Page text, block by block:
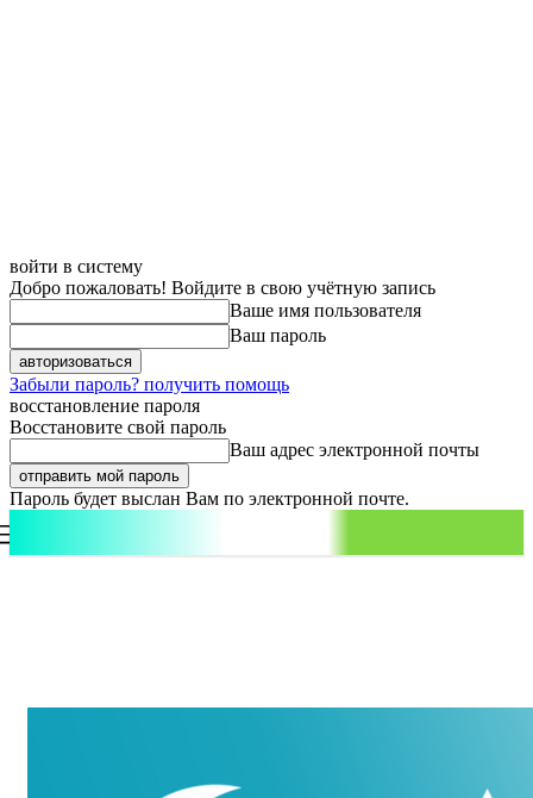
войти в систему
Добро пожаловать! Войдите в свою учётную запись
Ваше имя пользователя
Ваш пароль
Забыли пароль? получить помощь
восстановление пароля
Восстановите свой пароль
Ваш адрес электронной почты
Пароль будет выслан Вам по электронной почте.